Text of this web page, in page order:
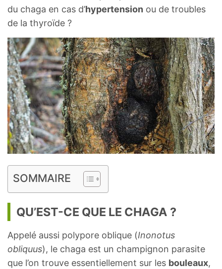
du chaga en cas d’hypertension ou de troubles
de la thyroïde ?
SOMMAIRE
QU’EST-CE QUE LE CHAGA ?
Appelé aussi polypore oblique (Inonotus
obliquus), le chaga est un champignon parasite
que l’on trouve essentiellement sur les bouleaux,